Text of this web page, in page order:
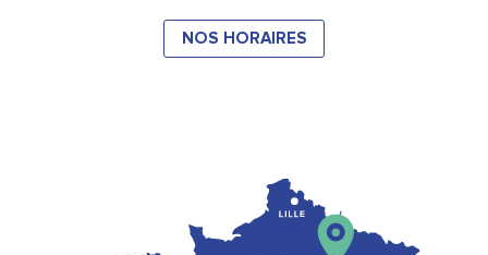
NOS HORAIRES